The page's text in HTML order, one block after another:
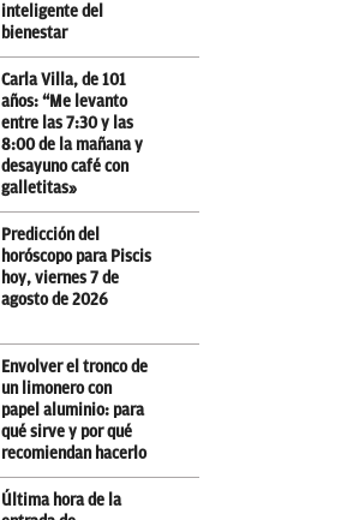
inteligente del
bienestar
Carla Villa, de 101
años: “Me levanto
entre las 7:30 y las
8:00 de la mañana y
desayuno café con
galletitas»
Predicción del
horóscopo para Piscis
hoy, viernes 7 de
agosto de 2026
Envolver el tronco de
un limonero con
papel aluminio: para
qué sirve y por qué
recomiendan hacerlo
Última hora de la